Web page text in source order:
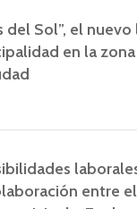
del Sol”, el
en la
entre